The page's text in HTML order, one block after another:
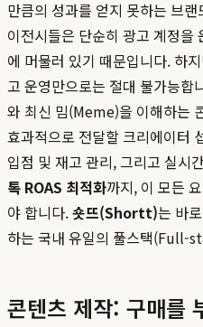
만큼의 성과를 얻지 못하는 브
이전시들은 단순히 광고 계정을
에 머물러 있기 때문입니다. 하
고 운영만으로는 절대 불가능합
와 최신 밈(Meme)을 이해하는
효과적으로 전달할 크리에이터
입점 및 재고 관리, 그리고 실시
톡 ROAS 최적화까지, 이 모든
야 합니다.숏뜨(Shortt)는 바
하는 국내 유일의 풀스택(Full-
콘텐츠 제작: 구매를